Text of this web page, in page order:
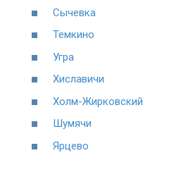
Сычевка
Темкино
Угра
Хиславичи
Холм-Жирковский
Шумячи
Ярцево